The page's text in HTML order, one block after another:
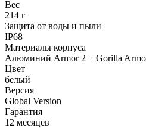
Вес
214 г
Защита от воды и пыли
IP68
Материалы корпуса
Алюминий Armor 2 + Gorilla
Цвет
белый
Версия
Global Version
Гарантия
12 месяцев